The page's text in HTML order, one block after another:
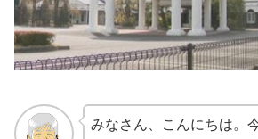
みなさん、こんにちは。